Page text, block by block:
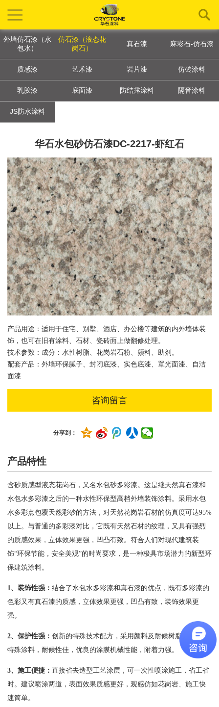
外墙仿石漆（水
包水）
仿石漆（液态花
岗石）
真石漆 麻彩石-仿石漆
质感漆 艺术漆 岩片漆 仿砖涂料
乳胶漆 底面漆 防结露涂料 隔音涂料
JS防水涂料
华石水包砂仿石漆DC-2217-虾红石
产品用途：适用于住宅、别墅、酒店、办公楼等建筑的内外墙体装
饰，也可在旧有涂料、石材、瓷砖面上做翻修处理。
技术参数：成分：水性树脂、花岗岩石粉、颜料、助剂。
配套产品：外墙环保腻子、封闭底漆、实色底漆、罩光面漆、自洁
面漆
咨询留言
分享到：
产品特性
含砂质感型液态花岗石，又名水包砂多彩漆。这是继天然真石漆和
水包水多彩漆之后的一种水性环保型高档外墙装饰涂料。采用水包
水多彩点包覆天然彩砂的方法，对天然花岗岩石材的仿真度可达95%
以上。与普通的多彩漆对比，它既有天然石材的纹理，又具有强烈
的质感效果，立体效果更强，凹凸有致。符合人们对现代建筑装
饰“环保节能，安全美观”的时尚要求，是一种极具市场潜力的新型环
保建筑涂料。
1 、装饰性强： 结合了水包水多彩漆和真石漆的优点，既有多彩漆的
色彩又有真石漆的质感，立体效果更强，凹凸有致，装饰效果更
强。
2、保护性强： 创新的特殊技术配方，采用颜料及耐候树脂制作成的
特殊涂料，耐候性佳，优良的涂膜机械性能，附着力强。
3、施工便捷： 直接省去造型工艺涂层，可一次性喷涂施工，省工省
时。建议喷涂两道，表面效果质感更好，观感仿如花岗岩、施工快
速简单。